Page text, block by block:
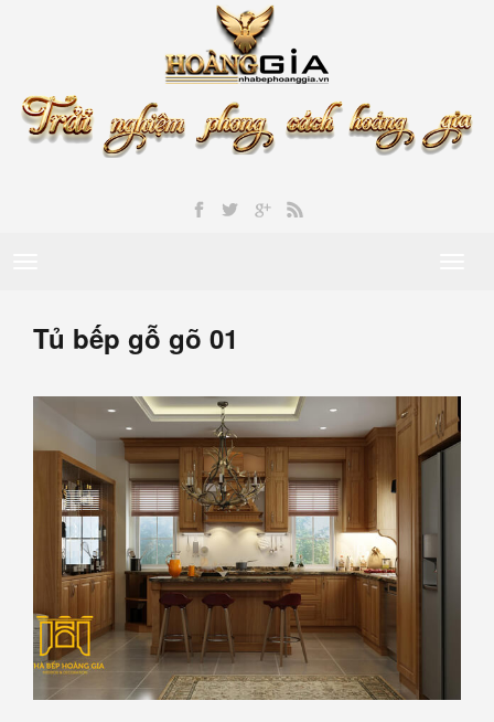
Tủ bếp gỗ gõ 01